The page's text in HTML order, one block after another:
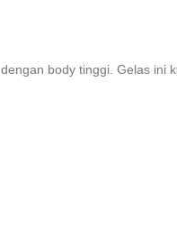
body tinggi. Gelas